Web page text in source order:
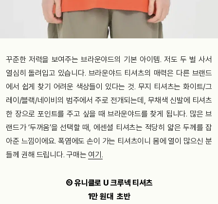
꾸준한 저력을 보여주는 브라운야드의 기본 아이템. 저도 두 벌 사서
열심히 돌려입고 있습니다. 브라운야드 티셔츠의 매력은 다른 브랜드
에서 쉽게 찾기 어려운 색상들이 있다는 것. 무지 티셔츠는 화이트/그
레이/블랙/네이비의 범주에서 주로 전개되는데, 무채색 신발에 티셔츠
한 장으로 포인트를 주고 싶을 때 브라운야드를 찾게 됩니다. 많은 브
랜드가 ‘두꺼움’을 선택할 때, 에센셜 티셔츠는 적당히 얇은 두께를 잡
아준 느낌이에요. 폭염에도 손이 가는 티셔츠이니 몸에 열이 많으신 분
들께 권해 드립니다. 구매는 여기.
⑤ 유니클로 U 크루넥 티셔츠
1만 원대 초반